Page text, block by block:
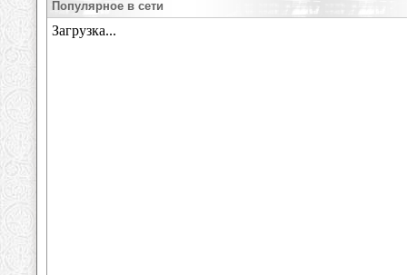
Популярное в сети